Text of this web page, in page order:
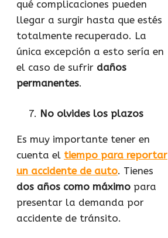
qué complicaciones pueden
llegar a surgir hasta que estés
totalmente recuperado. La
única excepción a esto sería en
el caso de sufrir daños
permanentes.
No olvides los plazos
Es muy importante tener en
cuenta el tiempo para reportar
un accidente de auto. Tienes
dos años como máximo para
presentar la demanda por
accidente de tránsito.